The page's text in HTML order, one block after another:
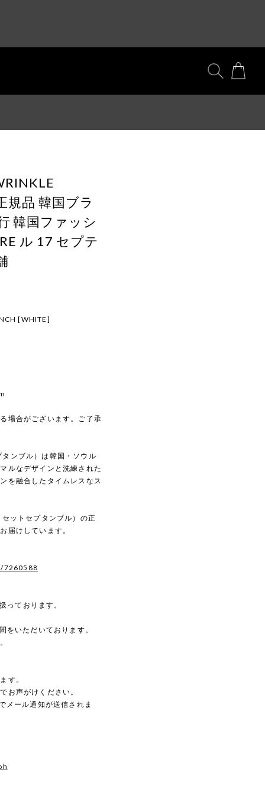
規品 韓国ブラ
韓国ファッシ
ル 17 セプテ
[WHITE]
場合がございます。ご了承
ンブル）は韓国・ソウル
ルなデザインと洗練された
を融合したタイムレスなス
ットセプタンブル）の正
届けしています。
7260588
ております。
をいただいております。
す。
お声がけください。
メール通知が送信されま